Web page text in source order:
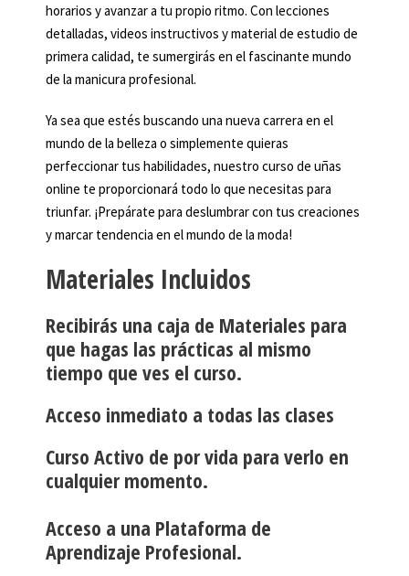
horarios y avanzar a tu propio ritmo. Con lecciones
detalladas, videos instructivos y material de estudio de
primera calidad, te sumergirás en el fascinante mundo
de la manicura profesional.
Ya sea que estés buscando una nueva carrera en el
mundo de la belleza o simplemente quieras
perfeccionar tus habilidades, nuestro curso de uñas
online te proporcionará todo lo que necesitas para
triunfar. ¡Prepárate para deslumbrar con tus creaciones
y marcar tendencia en el mundo de la moda!
Materiales Incluidos
Recibirás una caja de Materiales para
que hagas las prácticas al mismo
tiempo que ves el curso.
Acceso inmediato a todas las clases
Curso Activo de por vida para verlo en
cualquier momento.
Acceso a una Plataforma de
Aprendizaje Profesional.